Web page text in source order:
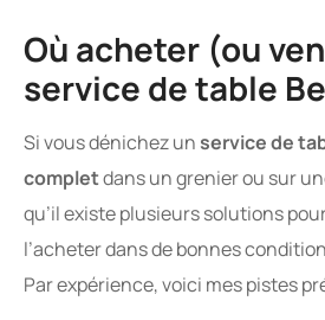
Où acheter (ou
service de table
Si vous dénichez un service de
completdans un grenier ou sur
qu’il existe plusieurs solutions
l’acheter dans de bonnes
Par expérience, voici mes pistes